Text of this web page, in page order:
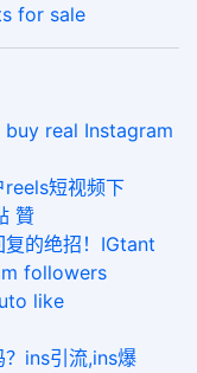
for sale
buy real Instagram
reels短视频下
贊
的绝招！IGtant
followers
like
ins引流,ins爆